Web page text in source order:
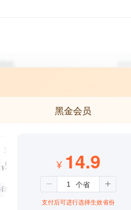
黑金会员
3个月
¥99
仅1.08元
¥ 14.9
支付后可进行选择生效省份